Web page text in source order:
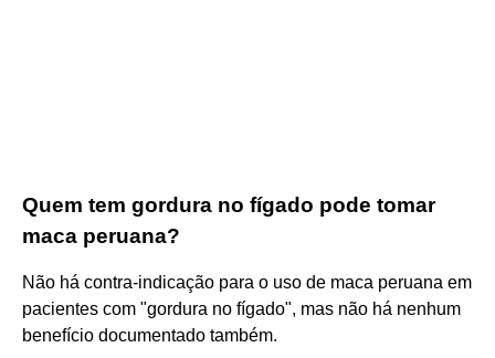
Quem tem gordura no fígado pode tomar
maca peruana?
Não há contra-indicação para o uso de maca peruana em
pacientes com "gordura no fígado", mas não há nenhum
benefício documentado também.